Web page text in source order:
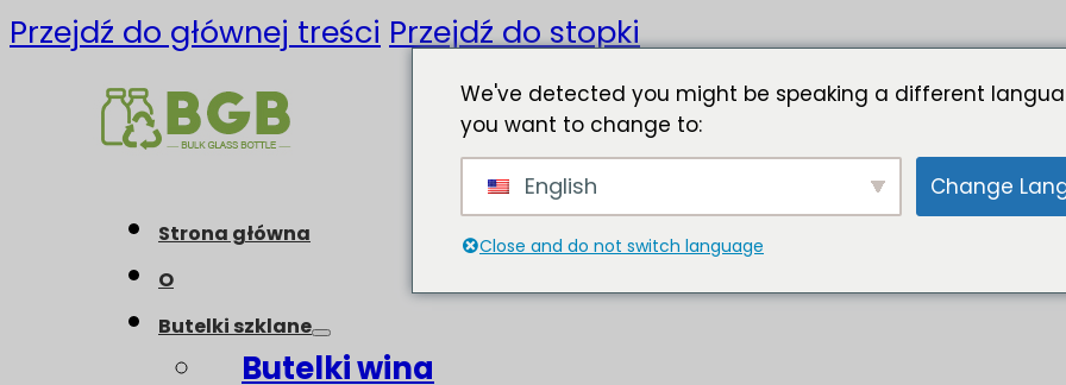
Przejdź do głównej treści Przejdź do stopki
Strona główna
O
Butelki szklane
Butelki wina
We've detected you might be speaking a different
you want to change to:
English Change
Close and do not switch language